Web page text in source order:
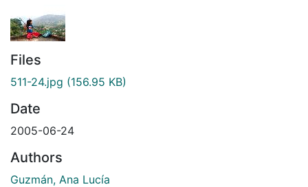
Files
511-24.jpg (156.95 KB)
Date
2005-06-24
Authors
Guzmán, Ana Lucía